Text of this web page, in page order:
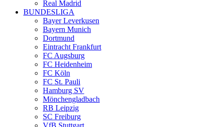
Real Madrid
BUNDESLIGA
Bayer Leverkusen
Bayern Munich
Dortmund
Eintracht Frankfurt
FC Augsburg
FC Heidenheim
FC Köln
FC St. Pauli
Hamburg SV
Mönchengladbach
RB Leipzig
SC Freiburg
VfB Stuttgart